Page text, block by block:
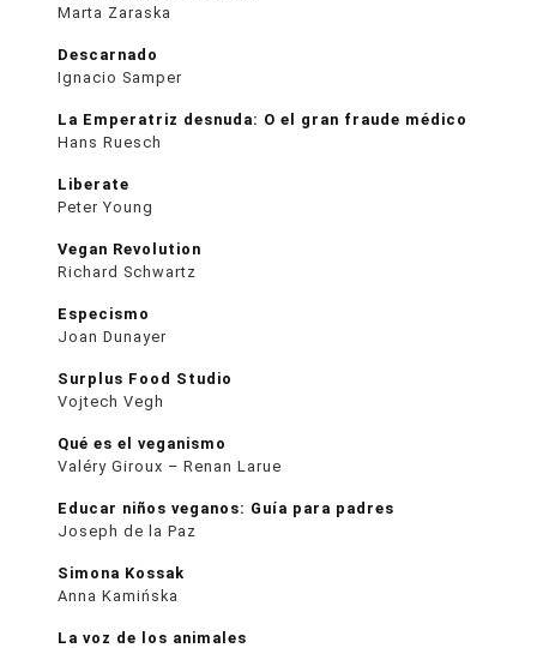
Marta Zaraska
Descarnado
Ignacio Samper
La Emperatriz desnuda: O el gran fraude médico
Hans Ruesch
Liberate
Peter Young
Vegan Revolution
Richard Schwartz
Especismo
Joan Dunayer
Surplus Food Studio
Vojtech Vegh
Qué es el veganismo
Valéry Giroux – Renan Larue
Educar niños veganos: Guía para padres
Joseph de la Paz
Simona Kossak
Anna Kamińska
La voz de los animales